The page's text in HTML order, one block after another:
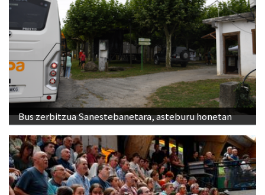
Bus zerbitzua Sanestebanetara, asteburu honetan